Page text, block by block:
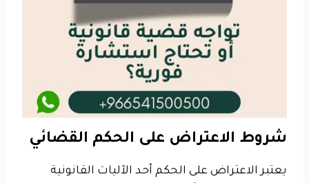
شروط الاعتراض على الحكم القضائي
يعتبر الاعتراض على الحكم أحد الآليات القانونية